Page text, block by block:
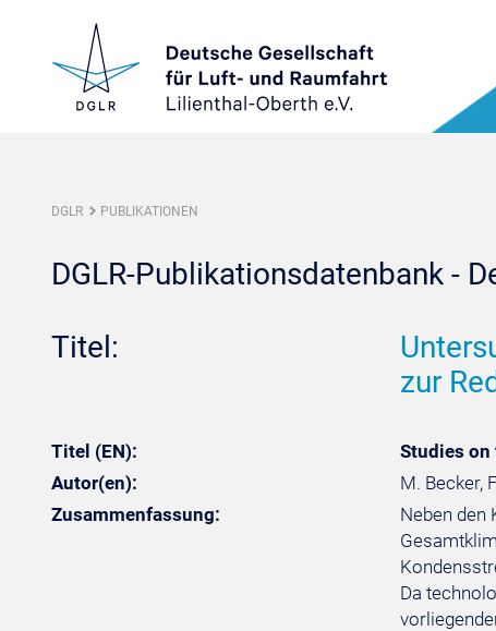
DGLR PUBLIKATIONEN
DGLR-Publikationsdatenbank -
Titel:
zur
Titel (EN):
Studies
Autor(en):
M. Becker,
Zusammenfassung:
Neben den
Da